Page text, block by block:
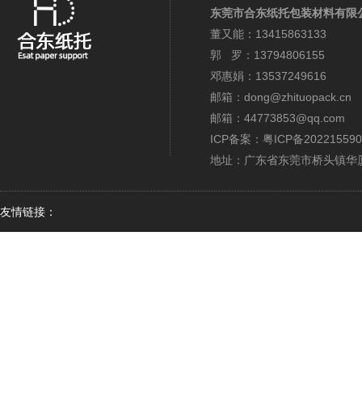
东莞市合东纸托包装材料有限
董又能：13415863133
郭 罗：13794806155
邓惠娟：13537249616
邮箱：dong@zhituopack.cn
邮箱：44773853@qq.com
ICP备案： 粤ICP备
地址：广东省东莞市桥头镇
友情链接：